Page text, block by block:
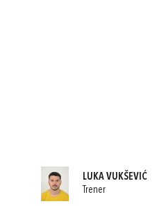
LUKA VUKŠEVIĆ
Trener